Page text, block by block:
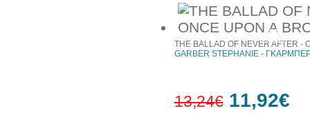
10%
έκπτωση
THE BALLAD OF NEVER AFTER -
GARBER STEPHANIE -
13,24€ 11,92€